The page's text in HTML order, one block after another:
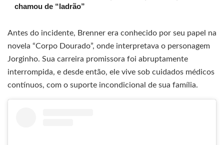
chamou de “ladrão”
Antes do incidente, Brenner era conhecido por seu papel na
novela “Corpo Dourado”, onde interpretava o personagem
Jorginho. Sua carreira promissora foi abruptamente
interrompida, e desde então, ele vive sob cuidados médicos
contínuos, com o suporte incondicional de sua família.